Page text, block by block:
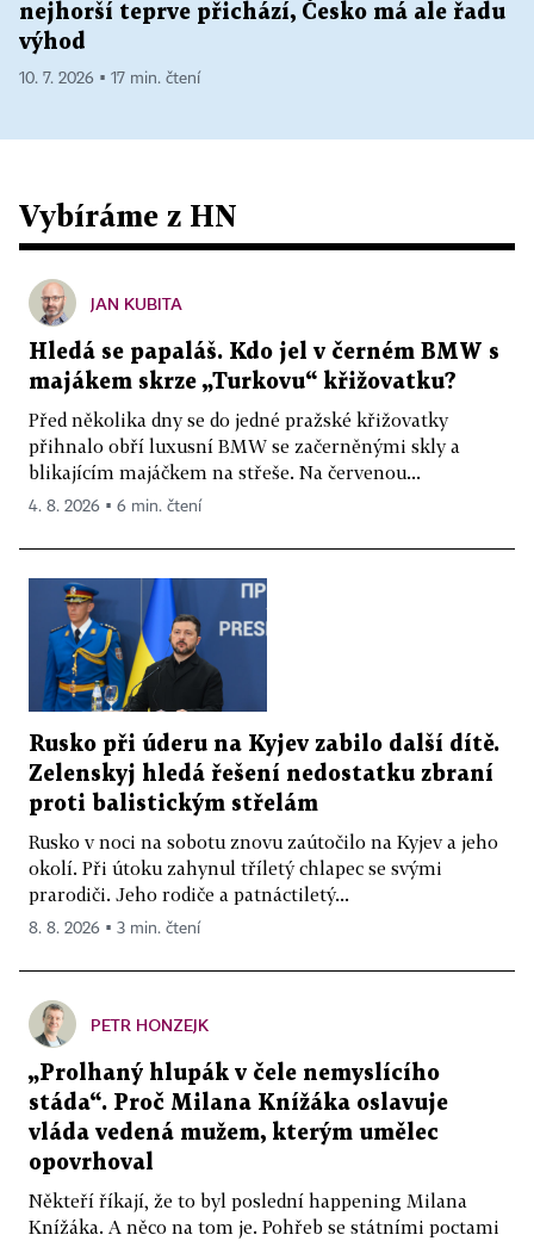
nejhorší teprve přichází, Česko má ale řadu
výhod
10. 7. 2026 ▪ 17 min. čtení
Vybíráme z HN
JAN KUBITA
Hledá se papaláš. Kdo jel v černém BMW s
majákem skrze „Turkovu“ křižovatku?
Před několika dny se do jedné pražské křižovatky
přihnalo obří luxusní BMW se začerněnými skly a
blikajícím majáčkem na střeše. Na červenou...
4. 8. 2026 ▪ 6 min. čtení
Rusko při úderu na Kyjev zabilo další dítě.
Zelenskyj hledá řešení nedostatku zbraní
proti balistickým střelám
Rusko v noci na sobotu znovu zaútočilo na Kyjev a jeho
okolí. Při útoku zahynul tříletý chlapec se svými
prarodiči. Jeho rodiče a patnáctiletý...
8. 8. 2026 ▪ 3 min. čtení
PETR HONZEJK
„Prolhaný hlupák v čele nemyslícího
stáda“. Proč Milana Knížáka oslavuje
vláda vedená mužem, kterým umělec
opovrhoval
Někteří říkají, že to byl poslední happening Milana
Knížáka. A něco na tom je. Pohřeb se státními poctami